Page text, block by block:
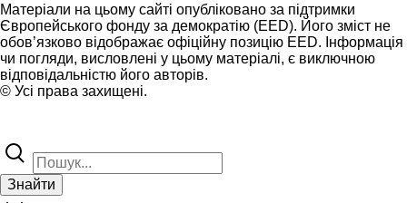
Матеріали на цьому сайті опубліковано за підтримки
Європейського фонду за демократію (EED). Його зміст не
обов’язково відображає офіційну позицію EED. Інформація
чи погляди, висловлені у цьому матеріалі, є виключною
відповідальністю його авторів.
© Усі права захищені.
Знайти